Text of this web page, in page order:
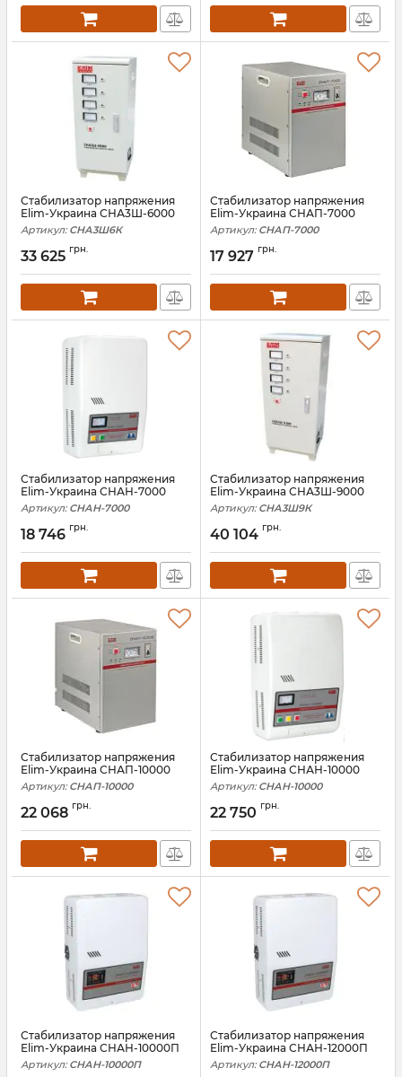
Стабилизатор напряжения
Elim-Украина СНА3Ш-6000
Артикул: СНА3Ш6К
33 625 грн.
Стабилизатор напряжения
Elim-Украина СНАП-7000
Артикул: СНАП-7000
17 927 грн.
Стабилизатор напряжения
Elim-Украина СНАН-7000
Артикул: СНАН-7000
18 746 грн.
Стабилизатор напряжения
Elim-Украина СНА3Ш-9000
Артикул: СНА3Ш9К
40 104 грн.
Стабилизатор напряжения
Elim-Украина СНАП-10000
Артикул: СНАП-10000
22 068 грн.
Стабилизатор напряжения
Elim-Украина СНАН-10000
Артикул: СНАН-10000
22 750 грн.
Стабилизатор напряжения
Elim-Украина СНАН-10000П
Артикул: СНАН-10000П
Стабилизатор напряжения
Elim-Украина СНАН-12000П
Артикул: СНАН-12000П